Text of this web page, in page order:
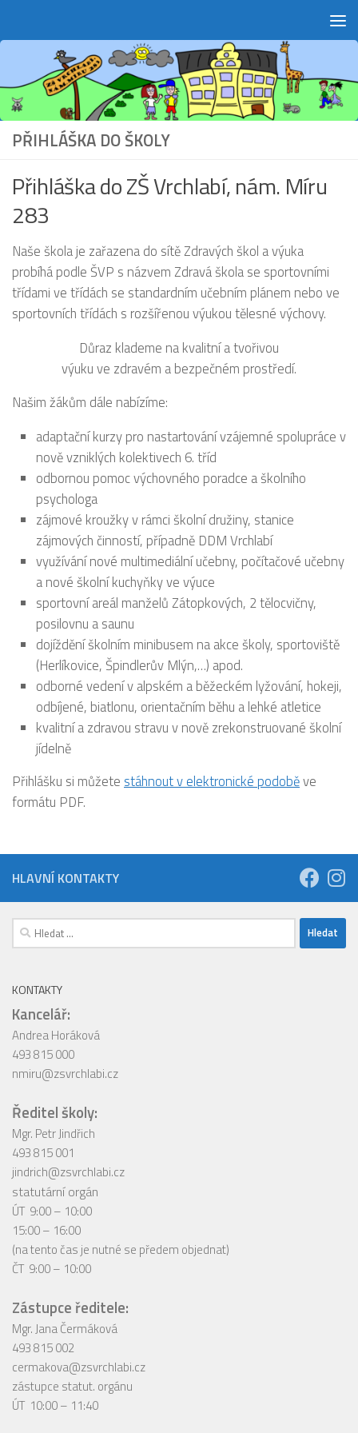
PŘIHLÁŠKA DO ŠKOLY
Přihláška do ZŠ Vrchlabí, nám. Míru
283
Naše škola je zařazena do sítě Zdravých škol a výuka
probíhá podle ŠVP s názvem Zdravá škola se sportovními
třídami ve třídách se standardním učebním plánem nebo ve
sportovních třídách s rozšířenou výukou tělesné výchovy.
Důraz klademe na kvalitní a tvořivou
výuku ve zdravém a bezpečném prostředí.
Našim žákům dále nabízíme:
adaptační kurzy pro nastartování vzájemné spolupráce v
nově vzniklých kolektivech 6. tříd
odbornou pomoc výchovného poradce a školního
psychologa
zájmové kroužky v rámci školní družiny, stanice
zájmových činností, případně DDM Vrchlabí
využívání nové multimediální učebny, počítačové učebny
a nové školní kuchyňky ve výuce
sportovní areál manželů Zátopkových, 2 tělocvičny,
posilovnu a saunu
dojíždění školním minibusem na akce školy, sportoviště
(Herlíkovice, Špindlerův Mlýn,…) apod.
odborné vedení v alpském a běžeckém lyžování, hokeji,
odbíjené, biatlonu, orientačním běhu a lehké atletice
kvalitní a zdravou stravu v nově zrekonstruované školní
jídelně
Přihlášku si můžete stáhnout v elektronické podoběve
formátu PDF.
HLAVNÍ KONTAKTY
Vyhledávání
KONTAKTY
Kancelář:
Andrea Horáková
493 815 000
nmiru@zsvrchlabi.cz
Ředitel školy:
Mgr. Petr Jindřich
493 815 001
jindrich@zsvrchlabi.cz
statutární orgán
ÚT 9:00 – 10:00
15:00 – 16:00
(na tento čas je nutné se předem objednat)
ČT 9:00 – 10:00
Zástupce ředitele:
Mgr. Jana Čermáková
493 815 002
cermakova@zsvrchlabi.cz
zástupce statut. orgánu
ÚT 10:00 – 11:40